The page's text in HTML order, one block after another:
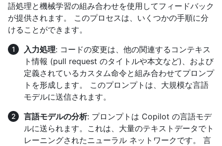
語処理と機械学習の組み合わせを使用してフィードバック
が提供されます。 このプロセスは、いくつかの手順に分
けることができます。
入力処理: コードの変更は、他の関連するコンテキス
ト情報 (pull request のタイトルや本文など)、および
定義されているカスタム命令と組み合わせてプロンプ
トを形成します。 このプロンプトは、大規模な言語
モデルに送信されます。
言語モデルの分析: プロンプトは Copilot の言語モデ
ルに送られます。これは、大量のテキストデータでト
レーニングされたニューラル ネットワークです。 言